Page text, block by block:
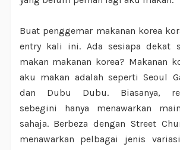
Buat penggemar makanan korea
entry kali ini. Ada sesiapa dekat
makan makanan korea? Makanan
aku makan adalah seperti Seoul
dan Dubu Dubu. Biasanya,
sebegini hanya menawarkan
sahaja. Berbeza dengan Street
menawarkan pelbagai jenis